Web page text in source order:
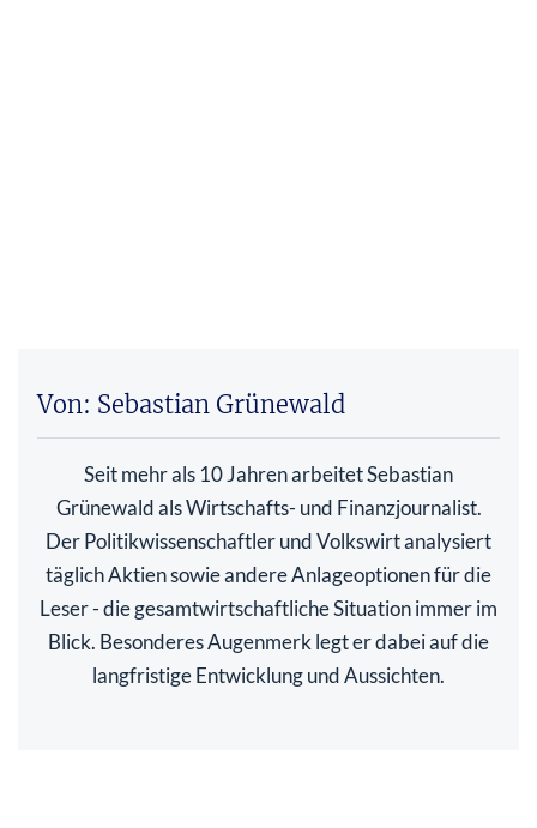
Von: Sebastian Grünewald
Seit mehr als 10 Jahren arbeitet Sebastian
Grünewald als Wirtschafts- und Finanzjournalist.
Der Politikwissenschaftler und Volkswirt analysiert
täglich Aktien sowie andere Anlageoptionen für die
Leser - die gesamtwirtschaftliche Situation immer im
Blick. Besonderes Augenmerk legt er dabei auf die
langfristige Entwicklung und Aussichten.